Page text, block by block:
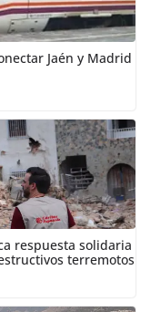
Jaén y Madrid
respuesta solidaria
terremotos